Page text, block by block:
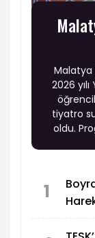
Malatya
2026
tiyatro
oldu.
1